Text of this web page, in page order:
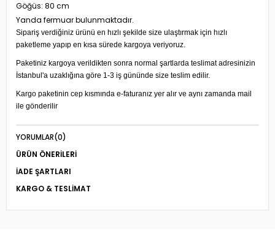
Göğüs: 80 cm
Yanda fermuar bulunmaktadır.
Sipariş verdiğiniz ürünü en hızlı şekilde size ulaştırmak için hızlı
paketleme yapıp en kısa sürede kargoya veriyoruz.
Paketiniz kargoya verildikten sonra normal şartlarda teslimat adresinizin
İstanbul'a uzaklığına göre 1-3 iş gününde size teslim edilir.
Kargo paketinin cep kısmında e-faturanız yer alır ve aynı zamanda mail
ile gönderilir
YORUMLAR(0)
ÜRÜN ÖNERILERI
İADE ŞARTLARI
KARGO & TESLIMAT